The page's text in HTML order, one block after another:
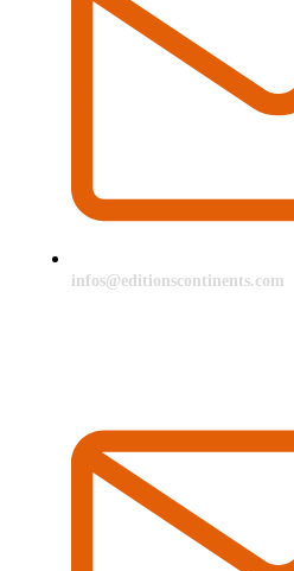
infos@editionscontinents.com